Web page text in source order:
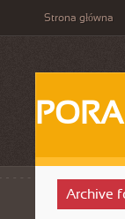
Strona główna
Archive